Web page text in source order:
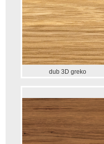
dub 3D greko